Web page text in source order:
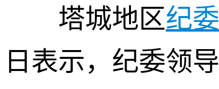
塔城地区纪委
日表示，纪委领